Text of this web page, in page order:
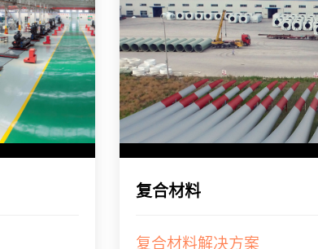
复合材料
复合材料解决方案